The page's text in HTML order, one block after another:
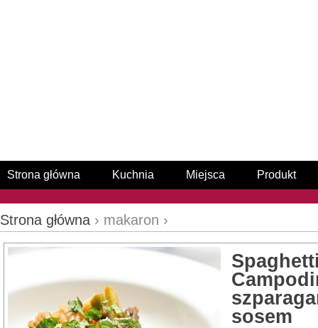
Strona główna Kuchnia Miejsca Produkt
Strona główna › makaron ›
sosem